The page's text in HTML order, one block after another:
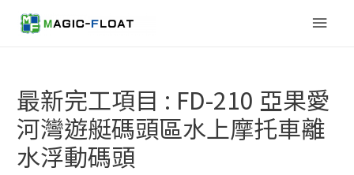
Main
最新完工項目 : FD-210 亞果愛
河灣遊艇碼頭區水上摩托車離
水浮動碼頭